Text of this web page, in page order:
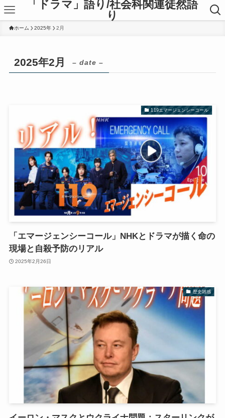
「ドラマ」語り/社会科関連徒然語
り
ホーム 2025年 2月
2025年2月 – date –
119エマージェンシーコール
「エマージェンシーコール」NHKとドラマが描く命の
現場と自殺予防のリアル
2025年2月26日
歴史雑感